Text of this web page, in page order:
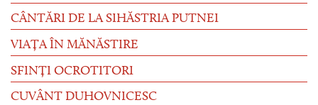
CÂNTĂRI DE LA SIHĂSTRIA PUTNEI
VIAȚA ÎN MĂNĂSTIRE
SFINȚI OCROTITORI
CUVÂNT DUHOVNICESC